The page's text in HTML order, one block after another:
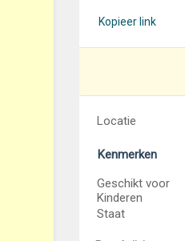
Kopieer link
Locatie
Kenmerken
Geschikt voor
Kinderen
Staat